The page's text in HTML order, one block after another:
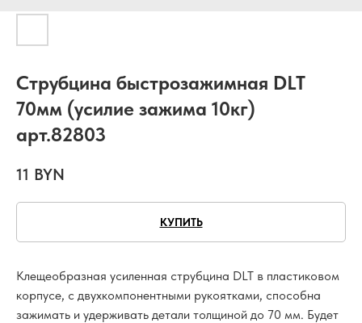
Струбцина быстрозажимная DLT
70мм (усилие зажима 10кг)
арт.82803
11 BYN
КУПИТЬ
Клещеобразная усиленная струбцина DLT в пластиковом
корпусе, с двухкомпонентными рукоятками, способна
зажимать и удерживать детали толщиной до 70 мм. Будет